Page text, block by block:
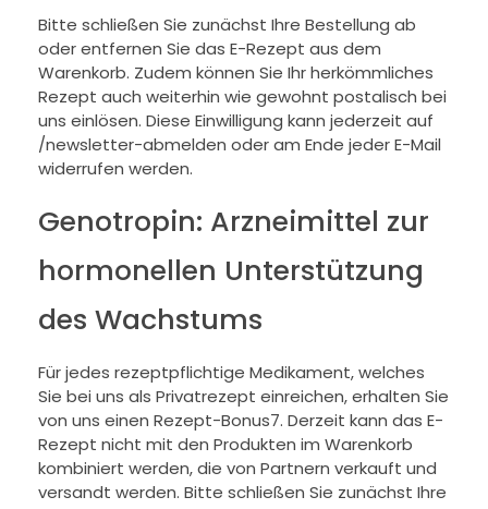
Bitte schließen Sie zunächst Ihre Bestellung ab
oder entfernen Sie das E-Rezept aus dem
Warenkorb. Zudem können Sie Ihr herkömmliches
Rezept auch weiterhin wie gewohnt postalisch bei
uns einlösen. Diese Einwilligung kann jederzeit auf
/newsletter-abmelden oder am Ende jeder E-Mail
widerrufen werden.
Genotropin: Arzneimittel zur
hormonellen Unterstützung
des Wachstums
Für jedes rezeptpflichtige Medikament, welches
Sie bei uns als Privatrezept einreichen, erhalten Sie
von uns einen Rezept-Bonus7. Derzeit kann das E-
Rezept nicht mit den Produkten im Warenkorb
kombiniert werden, die von Partnern verkauft und
versandt werden. Bitte schließen Sie zunächst Ihre